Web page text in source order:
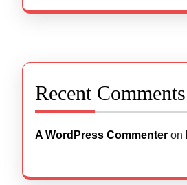
Recent Comments
A WordPress Commenter on